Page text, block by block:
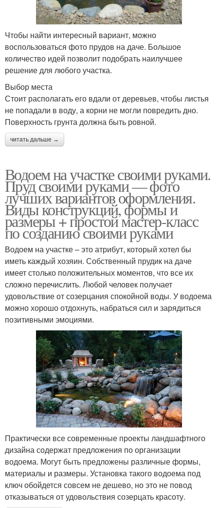
Чтобы найти интересный вариант, можно
воспользоваться фото прудов на даче. Большое
количество идей позволит подобрать наилучшее
решение для любого участка.
Выбор места
Стоит располагать его вдали от деревьев, чтобы листья
не попадали в воду, а корни не могли повредить дно.
Поверхность грунта должна быть ровной.
читать дальше →
Водоем на участке своими руками.
Пруд своими руками — фото
лучших вариантов оформления.
Виды конструкций, формы и
размеры + простой мастер-класс
по созданию своими руками
Водоем на участке – это атрибут, который хотел бы
иметь каждый хозяин. Собственный прудик на даче
имеет столько положительных моментов, что все их
сложно перечислить. Любой человек получает
удовольствие от созерцания спокойной воды. У водоема
можно хорошо отдохнуть, набраться сил и зарядиться
позитивными эмоциями.
Практически все современные проекты ландшафтного
дизайна содержат предложения по организации
водоема. Могут быть предложены различные формы,
материалы и размеры. Установка такого водоема под
ключ обойдется совсем не дешево, но это не повод
отказываться от удовольствия созерцать красоту.